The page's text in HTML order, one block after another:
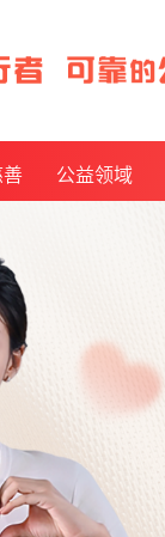
招募
公益领域
救病助医
美好社区
乡村振兴
公益倡导